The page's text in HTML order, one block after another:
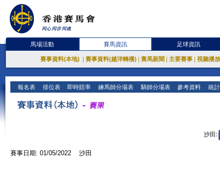
馬場活動 賽馬資訊 足球資訊
賽事資料(本地) 賽事資料(越洋轉播) 賽馬新聞 主要賽事 視聽播
報名表 排位表 即時賠率 練馬師分場表 騎師分場表 參考資料 統
沙田:
賽事日期: 01/05/2022 沙田